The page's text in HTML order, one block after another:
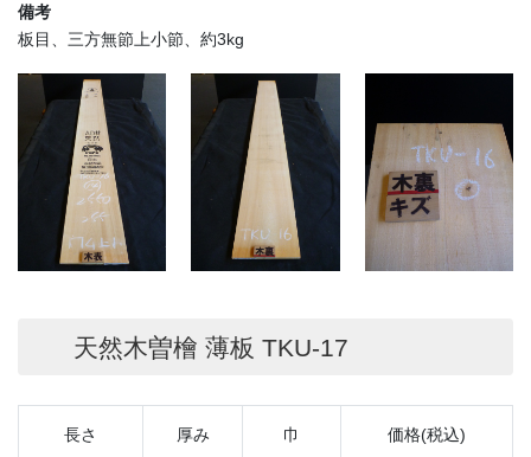
備考
板目、三方無節上小節、約3kg
天然木曽檜 薄板 TKU-17
長さ 厚み 巾 価格(税込)